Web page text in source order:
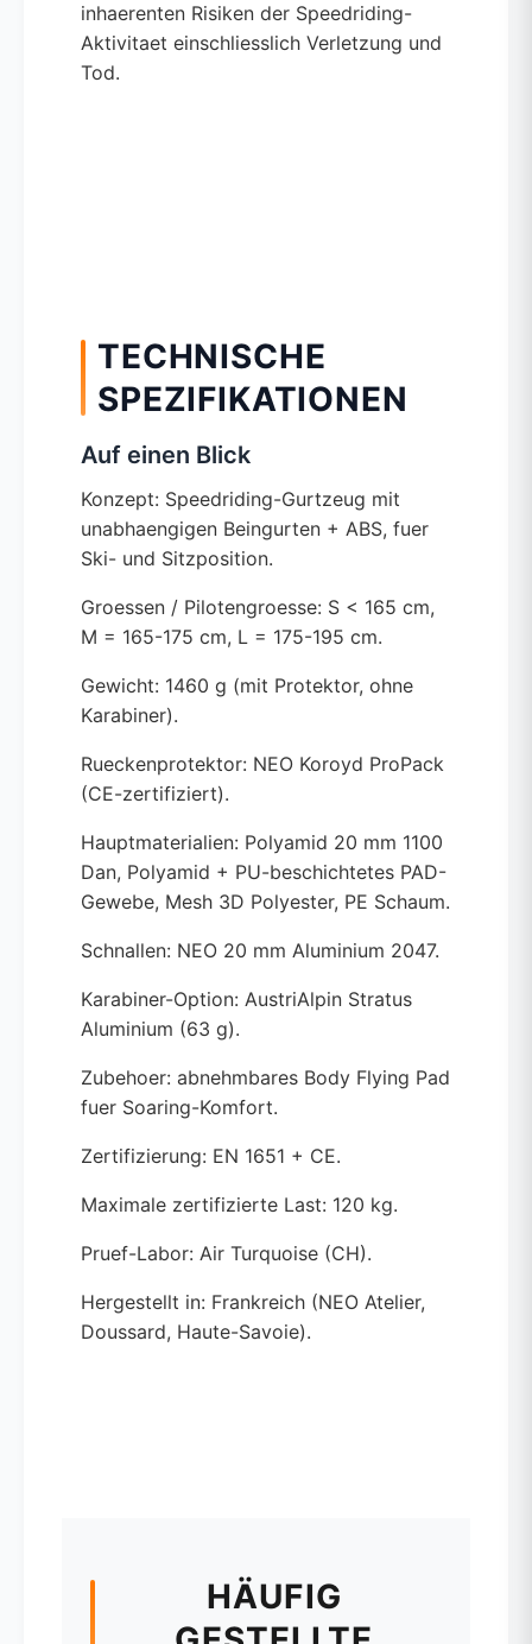
inhaerenten Risiken der Speedriding-
Aktivitaet einschliesslich Verletzung und
Tod.
TECHNISCHE
SPEZIFIKATIONEN
Auf einen Blick
Konzept: Speedriding-Gurtzeug mit
unabhaengigen Beingurten + ABS, fuer
Ski- und Sitzposition.
Groessen / Pilotengroesse: S < 165 cm,
M = 165-175 cm, L = 175-195 cm.
Gewicht: 1460 g (mit Protektor, ohne
Karabiner).
Rueckenprotektor: NEO Koroyd ProPack
(CE-zertifiziert).
Hauptmaterialien: Polyamid 20 mm 1100
Dan, Polyamid + PU-beschichtetes PAD-
Gewebe, Mesh 3D Polyester, PE Schaum.
Schnallen: NEO 20 mm Aluminium 2047.
Karabiner-Option: AustriAlpin Stratus
Aluminium (63 g).
Zubehoer: abnehmbares Body Flying Pad
fuer Soaring-Komfort.
Zertifizierung: EN 1651 + CE.
Maximale zertifizierte Last: 120 kg.
Pruef-Labor: Air Turquoise (CH).
Hergestellt in: Frankreich (NEO Atelier,
Doussard, Haute-Savoie).
HÄUFIG